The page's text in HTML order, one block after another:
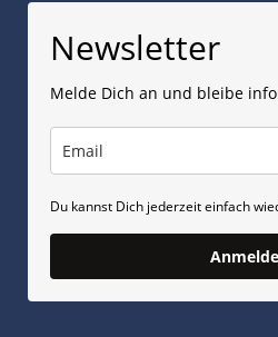
Newsletter
Melde Dich an und bleibe
Du kannst Dich jederzeit einfach